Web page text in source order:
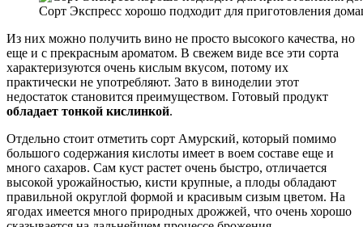
Сорт Экспресс хорошо подходит для приготовления
Из них можно получить вино не просто высокого качества, но
еще и с прекрасным ароматом. В свежем виде все эти сорта
характеризуются очень кислым вкусом, потому их
практически не употребляют. Зато в виноделии этот
недостаток становится преимуществом. Готовый продукт
обладает тонкой кислинкой.
Отдельно стоит отметить сорт Амурский, который помимо
большого содержания кислоты имеет в воем составе еще и
много сахаров. Сам куст растет очень быстро, отличается
высокой урожайностью, кисти крупные, а плоды обладают
правильной округлой формой и красивым сизым цветом. На
ягодах имеется много природных дрожжей, что очень хорошо